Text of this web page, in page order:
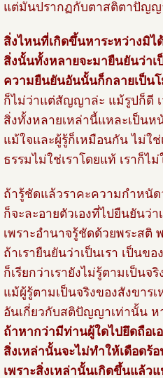
แต่มันปรากฏกับตาสติตาปัญญ
สิ่งไหนที่เกิดขึ้นหาระหว่างมิไ
สิ่งนั้นทั้งหลายจะมายืนยันว่าเ
ความยืนยันอันนั้นก็กลายเป็น
ก็ไม่ว่าแต่สัญญาล่ะ แม้รูปก็ดี
สิ่งทั้งหลายเหล่านี้แหละเป็นห
แม้ใจและผู้รู้ก็เหมือนกัน ไม่ใช่
ธรรมไม่ใช่เราโดยแท้ เราก็ไ
ถ้ารู้ชัดแล้วราคะความกำหนัด
ก็จะละอายตัวเองที่ไปยืนยันว่า
เพราะอำนาจรู้ชัดด้วยพระสติ
ถ้าเรายืนยันว่าเป็นเรา เป็นข
ก็เรียกว่าเรายังไม่รู้ตามเป็นจ
แม้ผู้รู้ตามเป็นจริงของสังขาร
อันเกี่ยวกับสติปัญญาเท่านั้น ห
ถ้าหากว่ามีท่านผู้ใดไปยึดถือเ
สิ่งเหล่านั้นจะไม่ทำให้เดือดร้
เพราะสิ่งเหล่านั้นเกิดขึ้นแล้ว